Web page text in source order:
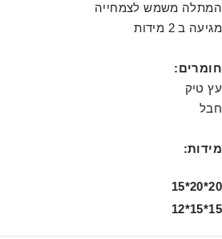
המתלה משמש לצמחייה
מגיעה ב 2 מידות
חומרים:
עץ טיק
חבל
מידות:
20*20*15
15*15*12